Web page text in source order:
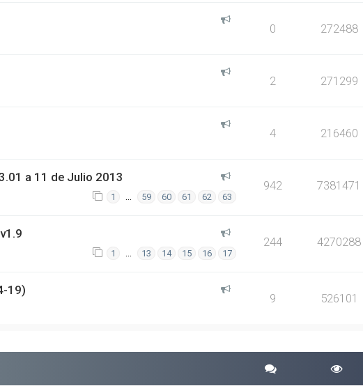
0 272488
2 271299
4 216460
a 11 de Julio 2013
1 … 59 60 61 62 63
942 7381471
1 … 13 14 15 16 17
244 4270288
19)
9 526101